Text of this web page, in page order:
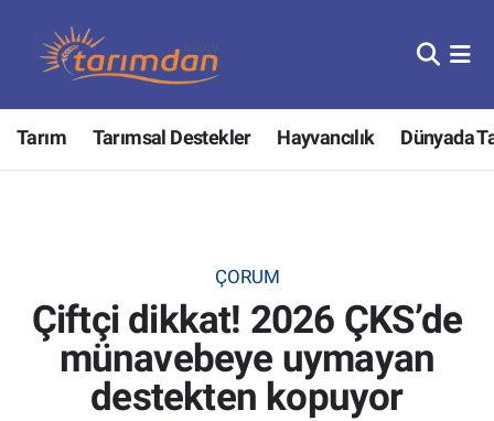
Tarım Tarımsal Destekler Hayvancılık Dünyada
ÇORUM
Çiftçi dikkat! 2026 ÇKS’de
münavebeye uymayan
destekten kopuyor
Tarım
Hayvancılık
Tarımsal Destekler
Tarım Bakanlığı
Nöbetçi Eczaneler
Hava Durumu
Tüm Manşetler
Son Dakika Haberleri